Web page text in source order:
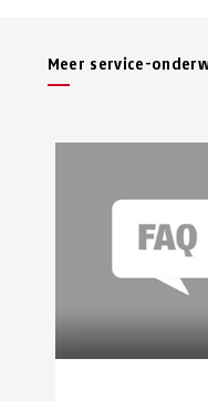
Meer service-